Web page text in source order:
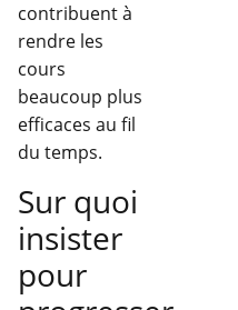
contribuent à
rendre les
cours
beaucoup plus
efficaces au fil
du temps.
Sur quoi
insister
pour